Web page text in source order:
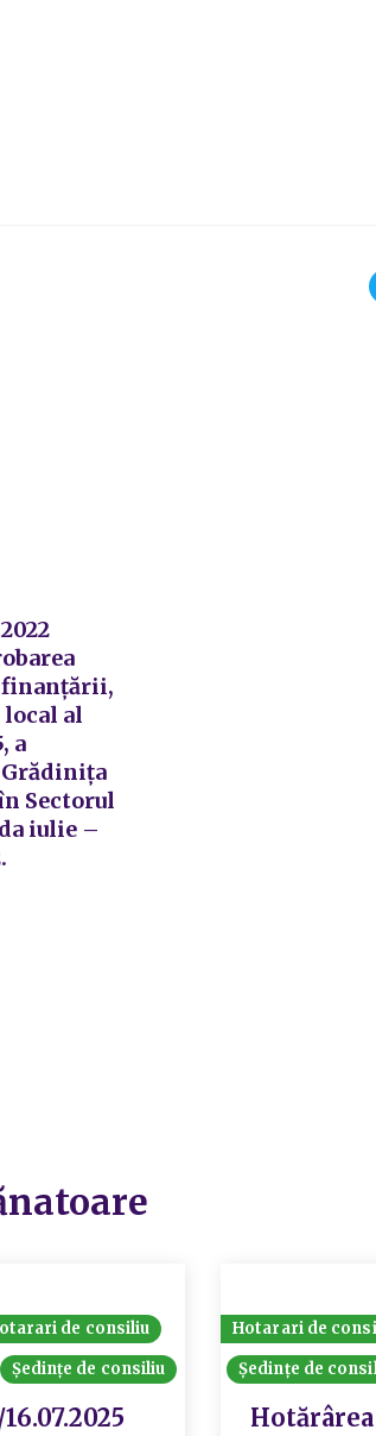
al
a
Sectorul
iulie –
de consiliu
Ședințe de consiliu
Hotarari de
Ședințe de
Hotărârea